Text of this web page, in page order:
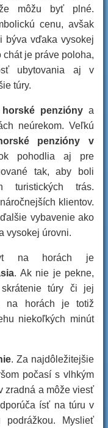
môžu byť plné.
cenu, avšak
býva vďaka vysokej
je práve poloha,
ubytovania aj v
túry.
horské penzióny a
neúrekom. Veľkú
penzióny v
pohodlia aj pre
tak, aby boli
turistických trás.
klientov.
vybavenie ako
vysokej úrovni.
na horách je
. Ak nie je pekne,
túry či jej
na horách je totiž
niekoľkých minút
. Za najdôležitejšie
počasí s vlhkým
zradná a môže viesť
ísť na túru v
podrážkou. Myslieť